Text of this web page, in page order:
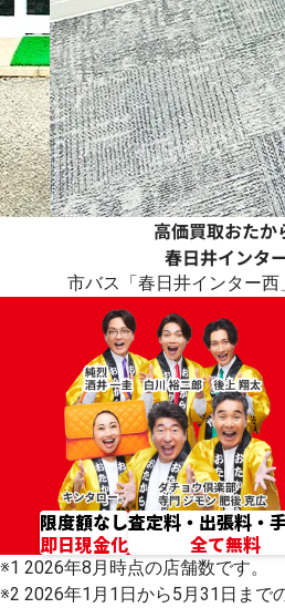
高価買取おたか
春日井インタ
市バス「春日井インター西
限度額なし
即日現金化
査定料・出張料・
全て無料
※1 2026年8月時点の店舗数です。
※2 2026年1月1日から5月31日まで